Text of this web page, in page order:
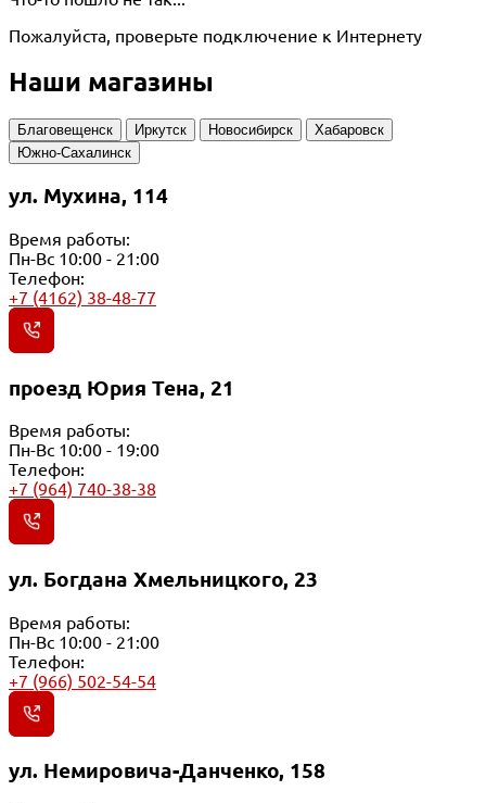
Пожалуйста, проверьте подключение к Интернету
Наши магазины
Благовещенск Иркутск Новосибирск
Хабаровск
Южно-Сахалинск
ул. Мухина, 114
Время работы:
Пн-Вс 10:00 - 21:00
Телефон:
+7 (4162) 38-48-77
проезд Юрия Тена, 21
Время работы:
Пн-Вс 10:00 - 19:00
Телефон:
+7 (964) 740-38-38
ул. Богдана Хмельницкого, 23
Время работы:
Пн-Вс 10:00 - 21:00
Телефон:
+7 (966) 502-54-54
ул. Немировича-Данченко, 158